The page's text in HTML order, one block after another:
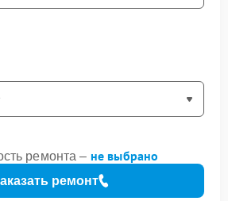
ремонт
ремонта – не выбрано